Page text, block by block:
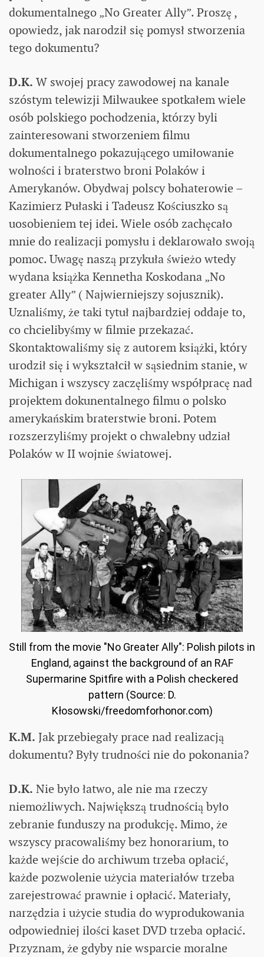
dokumentalnego „No Greater Ally”. Proszę ,
opowiedz, jak narodził się pomysł stworzenia
tego dokumentu?
D.K. W swojej pracy zawodowej na kanale
szóstym telewizji Milwaukee spotkałem wiele
osób polskiego pochodzenia, którzy byli
zainteresowani stworzeniem filmu
dokumentalnego pokazującego umiłowanie
wolności i braterstwo broni Polaków i
Amerykanów. Obydwaj polscy bohaterowie –
Kazimierz Pułaski i Tadeusz Kościuszko są
uosobieniem tej idei. Wiele osób zachęcało
mnie do realizacji pomysłu i deklarowało swoją
pomoc. Uwagę naszą przykuła świeżo wtedy
wydana książka Kennetha Koskodana „No
greater Ally” ( Najwierniejszy sojusznik).
Uznaliśmy, że taki tytuł najbardziej oddaje to,
co chcielibyśmy w filmie przekazać.
Skontaktowaliśmy się z autorem książki, który
urodził się i wykształcił w sąsiednim stanie, w
Michigan i wszyscy zaczęliśmy współpracę nad
projektem dokunentalnego filmu o polsko
amerykańskim braterstwie broni. Potem
rozszerzyliśmy projekt o chwalebny udział
Polaków w II wojnie światowej.
Still from the movie "No Greater Ally": Polish pilots in
England, against the background of an RAF
Supermarine Spitfire with a Polish checkered
pattern (Source: D.
Kłosowski/freedomforhonor.com)
K.M. Jak przebiegały prace nad realizacją
dokumentu? Były trudności nie do pokonania?
D.K. Nie było łatwo, ale nie ma rzeczy
niemożliwych. Największą trudnością było
zebranie funduszy na produkcję. Mimo, że
wszyscy pracowaliśmy bez honorarium, to
każde wejście do archiwum trzeba opłacić,
każde pozwolenie użycia materiałów trzeba
zarejestrować prawnie i opłacić. Materiały,
narzędzia i użycie studia do wyprodukowania
odpowiedniej ilości kaset DVD trzeba opłacić.
Przyznam, że gdyby nie wsparcie moralne